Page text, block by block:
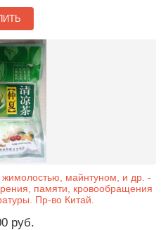
майнтуном, и др. -
памяти, кровообращения
Пр-во Китай.
руб.